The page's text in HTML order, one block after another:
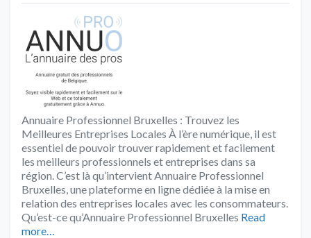
Annuaire Professionnel Bruxelles : Trouvez les
Meilleures Entreprises Locales À l’ère numérique, il est
essentiel de pouvoir trouver rapidement et facilement
les meilleurs professionnels et entreprises dans sa
région. C’est là qu’intervient Annuaire Professionnel
Bruxelles, une plateforme en ligne dédiée à la mise en
relation des entreprises locales avec les consommateurs.
Qu’est-ce qu’Annuaire Professionnel Bruxelles Read
more…